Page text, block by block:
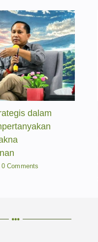
Rencanakan
di Lahan
Ahli
Cukup Sekadar